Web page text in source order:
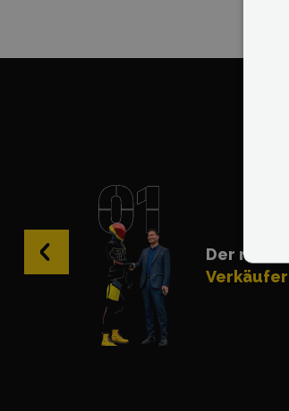
Der
‹